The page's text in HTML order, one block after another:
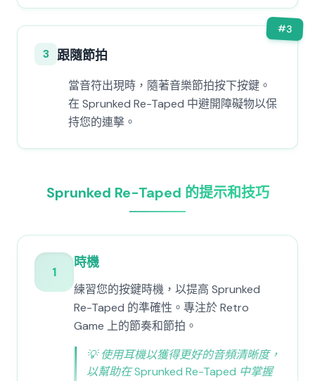
#3
3 跟隨節拍
當音符出現時，隨著音樂節拍按下按鍵。
在 Sprunked Re-Taped 中避開障礙物以保
持您的連擊。
Sprunked Re-Taped 的提示和技巧
1
時機
練習您的按鍵時機，以提高 Sprunked
Re-Taped 的準確性。專注於 Retro
Game 上的節奏和節拍。
💡使用耳機以獲得更好的音頻清晰度，
以幫助在 Sprunked Re-Taped 中掌握